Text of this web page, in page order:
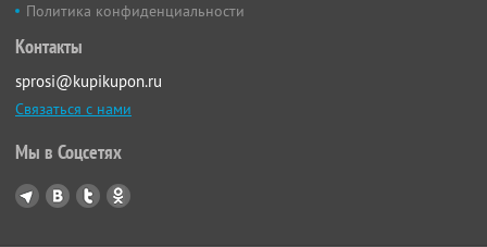
Политика конфиденциальности
Контакты
sprosi@kupikupon.ru
Связаться с нами
Мы в Соцсетях